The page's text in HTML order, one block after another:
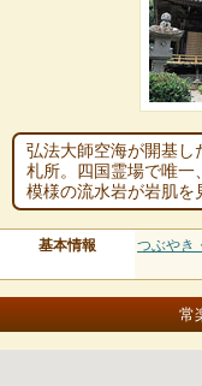
弘法大師空海が開基し
札所。四国霊場で唯一
模様の流水岩が岩肌を
基本情報 つぶやき
常